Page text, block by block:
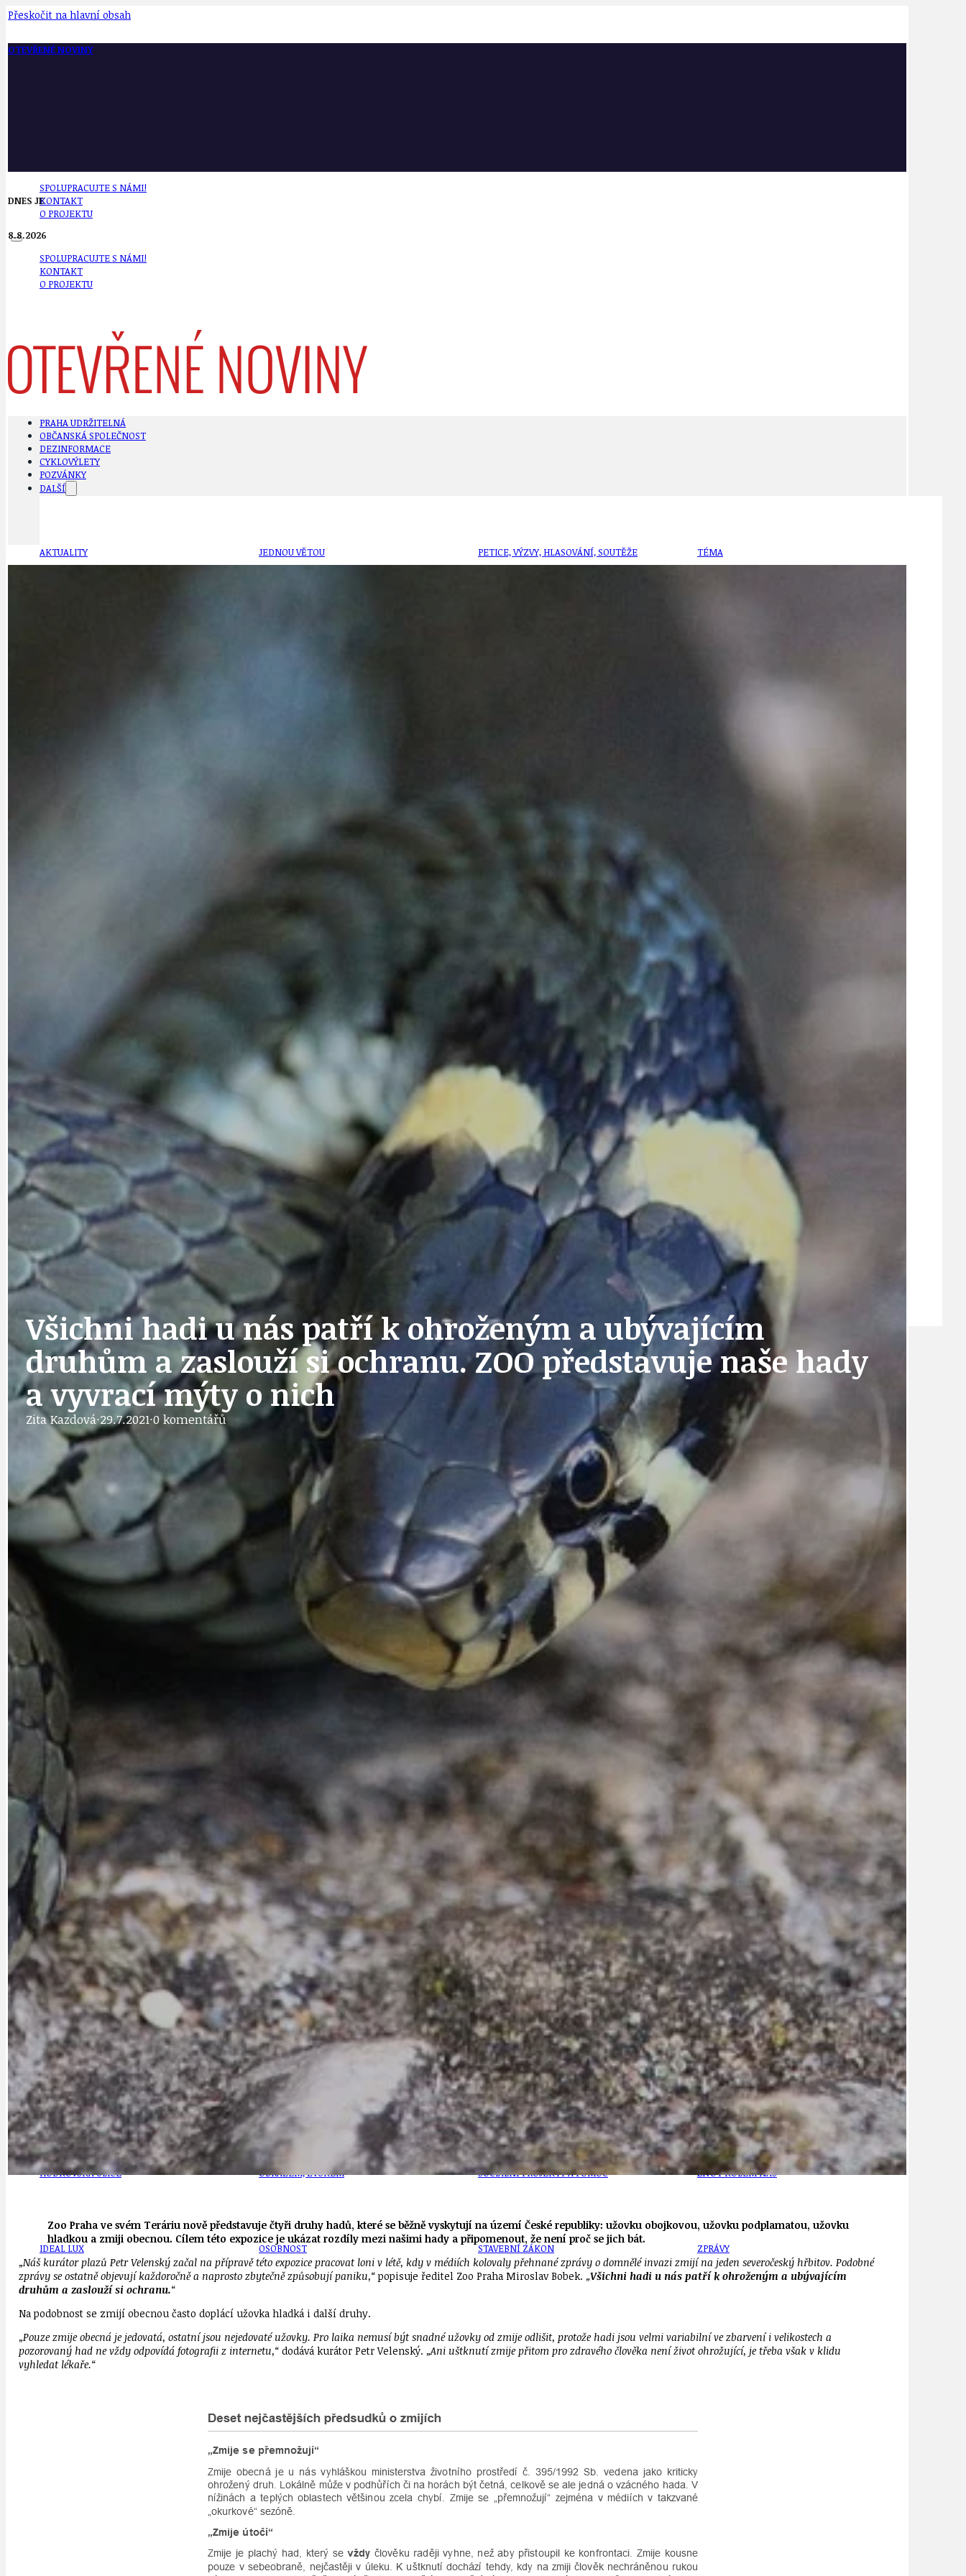
Přeskočit na hlavní obsah
OTEVŘENÉ NOVINY
SPOLUPRACUJTE S NÁMI!
KONTAKT
O PROJEKTU
SPOLUPRACUJTE S NÁMI!
KONTAKT
O PROJEKTU
DNES JE
8.8.2026
PRAHA UDRŽITELNÁ
OBČANSKÁ SPOLEČNOST
DEZINFORMACE
CYKLOVÝLETY
POZVÁNKY
DALŠÍ
AKTUALITY
DOPRAVA
GRANTY A DOTACE
HODKOVSKÁ ULICE
IDEAL LUX
JEDNOU VĚTOU
NÁDRAŽÍ PRAHA - KLÁNOVICE A PARKOVÁNÍ
OBČANSKÁ SPOLEČNOST
OBECNÍ ZPRAVODAJE
OBRAZEM, ZVUKEM
OSOBNOST
PETICE, VÝZVY, HLASOVÁNÍ, SOUTĚŽE
PŘEVZATÉ ZPRÁVY Z ÚŘADU MČ PRAHA 21
SKAUTSKÁ KLUBOVNA
ŠKOLY A ŠKOLSTVÍ
SOCIÁLNÍ PROJEKTY A POMOC
STAVEBNÍ ZÁKON
TÉMA
ÚVALSKÉ KOUPALIŠTĚ
ZDRAVOTNÍ STŘEDISKO ÚJEZD NAD LESY
ŽIVOT KOLEM NÁS
PRAHA UDRŽITELNÁ
OBČANSKÁ SPOLEČNOST
DEZINFORMACE
CYKLOVÝLETY
POZVÁNKY
DALŠÍ
AKTUALITY
BÁSNĚ. FEJETONY. SATIRA
DATA A VÝROČÍ
DEZINFORMACE
DOBRÉ ZPRÁVY
DOPORUČUJEME
DOPRAVA
GRANTY A DOTACE
HODKOVSKÁ ULICE
IDEAL LUX
JEDNOU VĚTOU
KLÁNOVICKÁ SPOJKA
KRUHOVÝ OBJEZD V KOLODĚJÍCH
NÁDRAŽÍ PRAHA - KLÁNOVICE A PARKOVÁNÍ
NÁZOR
NEZAŘAZENÉ
OBČANSKÁ SPOLEČNOST
OBECNÍ ZPRAVODAJE
OBRAZEM, ZVUKEM
OSOBNOST
PETICE, VÝZVY, HLASOVÁNÍ, SOUTĚŽE
POLITIKA
POZVÁNKY
PRAHA UDRŽITELNÁ
PRAŽSKÉ STAVEBNÍ PŘEDPISY
PŘELOŽKA I/12 A STAVBA 511
PŘEVZATÉ ZPRÁVY Z ÚŘADU MČ PRAHA 21
SKAUTSKÁ KLUBOVNA
ŠKOLY A ŠKOLSTVÍ
SOCIÁLNÍ PROJEKTY A POMOC
STAVEBNÍ ZÁKON
TÉMA
UDRŽITELNOST
ÚJEZDSKÝ ZPRAVODAJ
ÚVALSKÉ KOUPALIŠTĚ
ÚZEMNÍ A STRATEGICKÝ PLÁN
VEŘEJNÉ ZAKÁZKY, VOLNÁ PRACOVNÍ MÍSTA
ZDRAVOTNÍ STŘEDISKO ÚJEZD NAD LESY
ŽIVOT KOLEM NÁS
ZPRÁVY
Všichni hadi u nás patří k ohroženým a ubývajícím
druhům a zaslouží si ochranu. ZOO představuje naše hady
a vyvrací mýty o nich
Zita Kazdová·29.7.2021·0 komentářů
Zoo Praha ve svém Teráriu nově představuje čtyři druhy hadů, které se běžně vyskytují na území České republiky: užovku obojkovou, užovku podplamatou, užovku
hladkou a zmiji obecnou. Cílem této expozice je ukázat rozdíly mezi našimi hady a připomenout, že není proč se jich bát.
„Náš kurátor plazů Petr Velenský začal na přípravě této expozice pracovat loni v létě, kdy v médiích kolovaly přehnané zprávy o domnělé invazi zmijí na jeden severočeský hřbitov. Podobné
zprávy se ostatně objevují každoročně a naprosto zbytečně způsobují paniku,“popisuje ředitel Zoo Praha Miroslav Bobek. „Všichni hadi u nás patří k ohroženým a ubývajícím
druhům a zaslouží si ochranu.“
Na podobnost se zmijí obecnou často doplácí užovka hladká i další druhy.
„Pouze zmije obecná je jedovatá, ostatní jsou nejedovaté užovky. Pro laika nemusí být snadné užovky od zmije odlišit, protože hadi jsou velmi variabilní ve zbarvení i velikostech a
pozorovaný had ne vždy odpovídá fotografii z internetu,“ dodává kurátor Petr Velenský. „Ani uštknutí zmije přitom pro zdravého člověka není život ohrožující, je třeba však v klidu
vyhledat lékaře.“